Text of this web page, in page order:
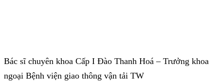
Bác sĩ chuyên khoa Cấp I Đào Thanh Hoá – Trưởng khoa
ngoại Bệnh viện giao thông vận tải TW